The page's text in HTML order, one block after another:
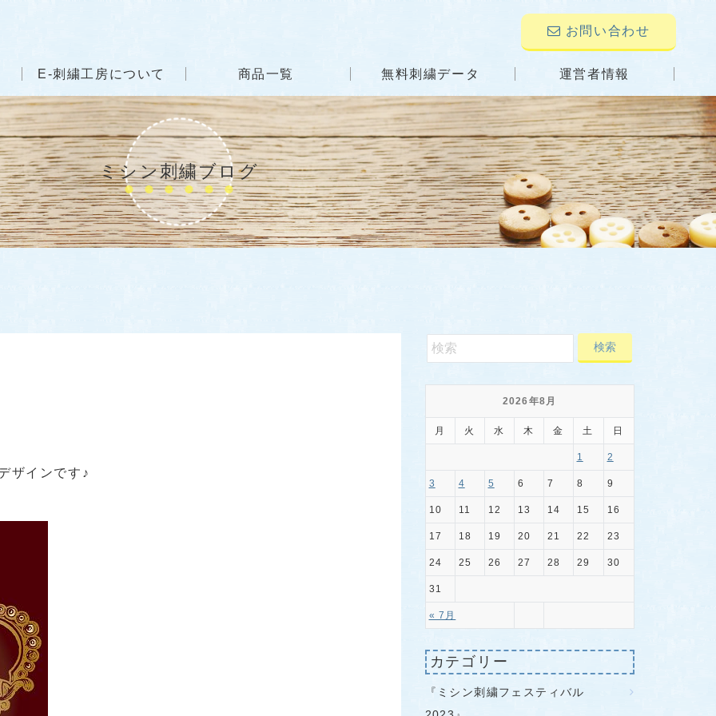
お問い合わせ
E-刺繍工房について 商品一覧 無料刺繍データ 運営者情報
ミシン刺繍ブログ
ザインです♪
2026年8月
月 火 水 木 金 土 日
« 7月
1 2
3 4 5 6 7 8 9
10 11 12 13 14 15 16
17 18 19 20 21 22 23
24 25 26 27 28 29 30
31
カテゴリー
『ミシン刺繍フェスティバル